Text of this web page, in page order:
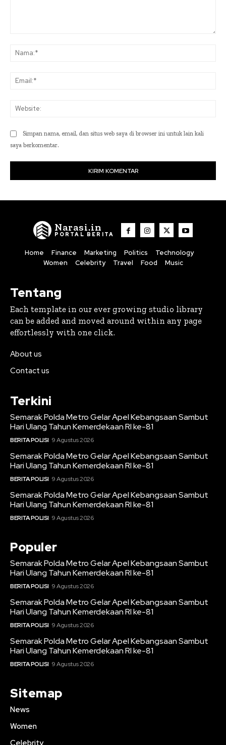
Simpan nama, email, dan situs web saya di browser ini untuk lain kali
saya berkomentar.
Narasi.in
PORTAL BERITA
Home Finance Marketing Politics
Technology
Women
Celebrity Travel Food Music
Tentang
Each template in our ever growing studio library
can be added and moved around within any page
effortlessly with one click.
About us
Contact us
Terkini
Semarak Polda Metro Gelar Apel Kebangsaan Sambut
Hari Ulang Tahun Kemerdekaan RI ke-81
BERITA POLISI 9 Agustus 2026
Semarak Polda Metro Gelar Apel Kebangsaan Sambut
Hari Ulang Tahun Kemerdekaan RI ke-81
BERITA POLISI 9 Agustus 2026
Semarak Polda Metro Gelar Apel Kebangsaan Sambut
Hari Ulang Tahun Kemerdekaan RI ke-81
BERITA POLISI 9 Agustus 2026
Populer
Semarak Polda Metro Gelar Apel Kebangsaan Sambut
Hari Ulang Tahun Kemerdekaan RI ke-81
BERITA POLISI 9 Agustus 2026
Semarak Polda Metro Gelar Apel Kebangsaan Sambut
Hari Ulang Tahun Kemerdekaan RI ke-81
BERITA POLISI 9 Agustus 2026
Semarak Polda Metro Gelar Apel Kebangsaan Sambut
Hari Ulang Tahun Kemerdekaan RI ke-81
BERITA POLISI 9 Agustus 2026
Sitemap
News
Women
Celebrity